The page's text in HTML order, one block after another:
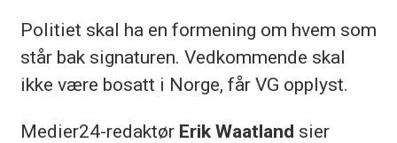
Politiet skal ha en formening om hvem som
står bak signaturen. Vedkommende skal
ikke være bosatt i Norge, får VG opplyst.
Medier24-redaktør Erik Waatland sier